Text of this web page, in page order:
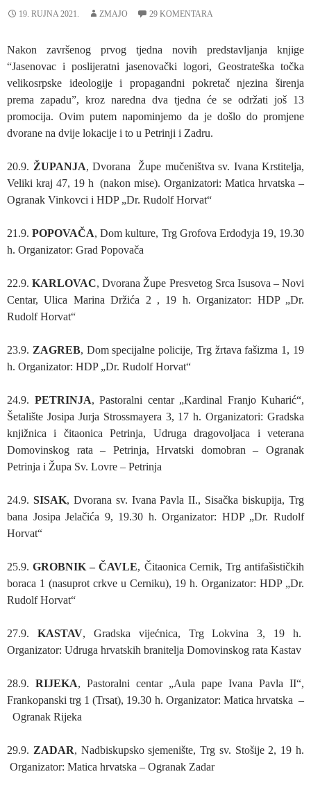
19. RUJNA 2021. ZMAJO 29 KOMENTARA
Nakon završenog prvog tjedna novih predstavljanja knjige
“Jasenovac i poslijeratni jasenovački logori, Geostrateška točka
velikosrpske ideologije i propagandni pokretač njezina širenja
prema zapadu”, kroz naredna dva tjedna će se održati još 13
promocija. Ovim putem napominjemo da je došlo do promjene
dvorane na dvije lokacije i to u Petrinji i Zadru.
20.9. ŽUPANJA, Dvorana Župe mučeništva sv. Ivana Krstitelja,
Veliki kraj 47, 19 h (nakon mise). Organizatori: Matica hrvatska –
Ogranak Vinkovci i HDP „Dr. Rudolf Horvat“
21.9.POPOVAČA, Dom kulture, Trg Grofova Erdodyja 19, 19.30
h. Organizator: Grad Popovača
22.9.KARLOVAC, Dvorana Župe Presvetog Srca Isusova – Novi
Centar, Ulica Marina Držića 2 , 19 h. Organizator: HDP „Dr.
Rudolf Horvat“
23.9. ZAGREB, Dom specijalne policije, Trg žrtava fašizma 1, 19
h. Organizator: HDP „Dr. Rudolf Horvat“
24.9. PETRINJA, Pastoralni centar „Kardinal Franjo Kuharić“,
Šetalište Josipa Jurja Strossmayera 3, 17 h. Organizatori: Gradska
knjižnica i čitaonica Petrinja, Udruga dragovoljaca i veterana
Domovinskog rata – Petrinja, Hrvatski domobran – Ogranak
Petrinja i Župa Sv. Lovre – Petrinja
24.9. SISAK, Dvorana sv. Ivana Pavla II., Sisačka biskupija, Trg
bana Josipa Jelačića 9, 19.30 h. Organizator: HDP „Dr. Rudolf
Horvat“
25.9.GROBNIK – ČAVLE, Čitaonica Cernik, Trg antifašističkih
boraca 1 (nasuprot crkve u Cerniku), 19 h. Organizator: HDP „Dr.
Rudolf Horvat“
27.9. KASTAV, Gradska vijećnica, Trg Lokvina 3, 19 h.
Organizator: Udruga hrvatskih branitelja Domovinskog rata Kastav
28.9. RIJEKA, Pastoralni centar „Aula pape Ivana Pavla II“,
Frankopanski trg 1 (Trsat), 19.30 h. Organizator: Matica hrvatska –
Ogranak Rijeka
29.9. ZADAR, Nadbiskupsko sjemenište, Trg sv. Stošije 2, 19 h.
Organizator: Matica hrvatska – Ogranak Zadar